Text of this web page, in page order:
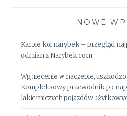
NOWE
Karpie koi narybek – przegląd
odmian z Narybek.com
Wgniecenie w naczepie,
Kompleksowy przewodnik po
lakierniczych pojazdów